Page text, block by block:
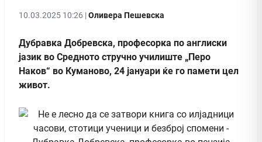
10.03.2025 10:26 |Оливера Пешевска
Дубравка Добревска, професорка по англиски
јазик во Средното стручно училиште „Перо
Наков“ во Куманово, 24 јануари ќе го памети цел
живот.